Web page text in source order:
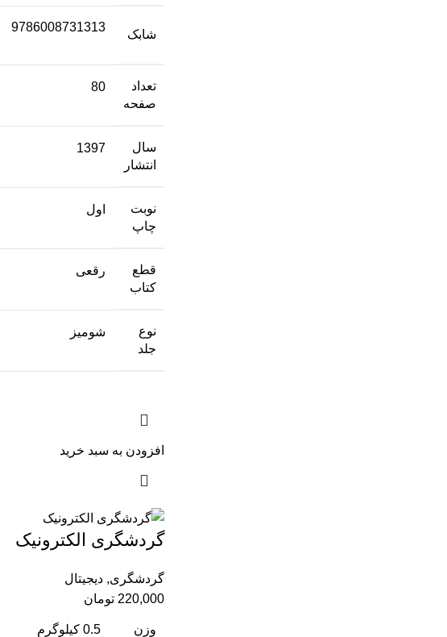
شابک
9786008731313
تعداد
صفحه
80
سال
انتشار
1397
نوبت
چاپ
اول
قطع
کتاب
رقعی
نوع
جلد
شومیز
افزودن به سبد خرید
گردشگری الکترونیک
گردشگری, دیجیتال
220,000 تومان
وزن 0.5 کیلوگرم